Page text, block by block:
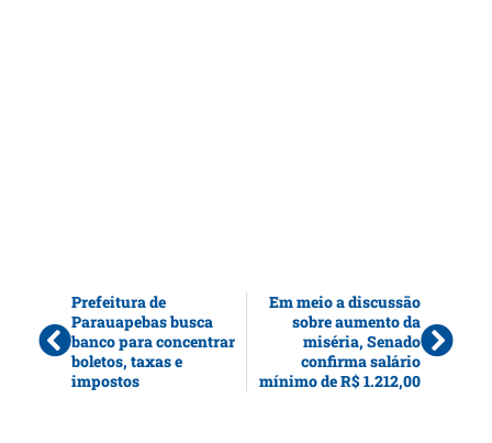
Prefeitura de
Parauapebas busca
banco para concentrar
boletos, taxas e
impostos
Em meio a discussão
sobre aumento da
miséria, Senado
confirma salário
mínimo de R$ 1.212,00